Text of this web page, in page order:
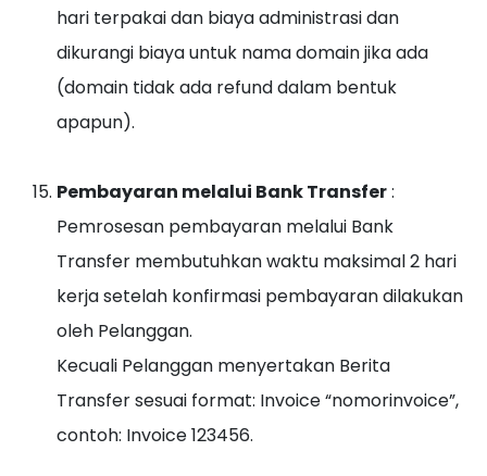
hari terpakai dan biaya administrasi dan
dikurangi biaya untuk nama domain jika ada
(domain tidak ada refund dalam bentuk
apapun).
Pembayaran melalui Bank Transfer:
Pemrosesan pembayaran melalui Bank
Transfer membutuhkan waktu maksimal 2 hari
kerja setelah konfirmasi pembayaran dilakukan
oleh Pelanggan.
Kecuali Pelanggan menyertakan Berita
Transfer sesuai format: Invoice “nomorinvoice”,
contoh: Invoice 123456.